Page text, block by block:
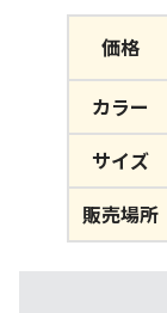
価格
カラー
サイズ
販売場所